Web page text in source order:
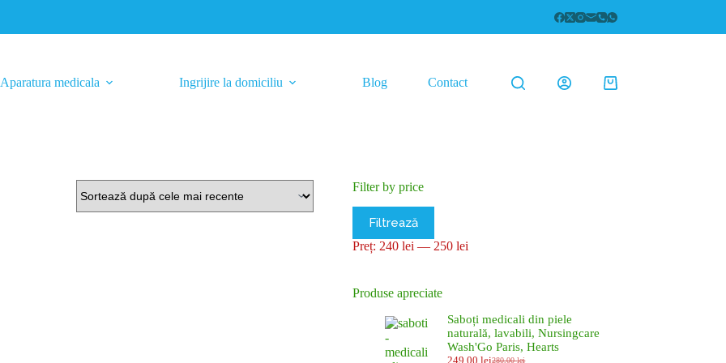
Aparatura medicala Ingrijire la domiciliu Blog Contact
Coș
Filter by price
minim
maxim
Filtrează
Preț: 240 lei — 250 lei
Produse apreciate
Saboți medicali din piele
naturală, lavabili, Nursingcare
Wash'Go Paris, Hearts
280,00lei
249,00lei